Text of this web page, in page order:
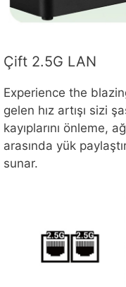
Çift 2.5G LAN
Experience the
gelen hız artışı sizi
kayıplarını önleme,
arasında yük
sunar.